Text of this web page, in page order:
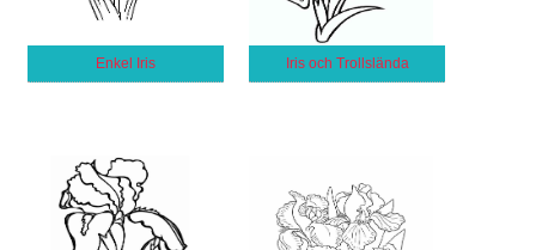
Enkel Iris Iris och Trollslända